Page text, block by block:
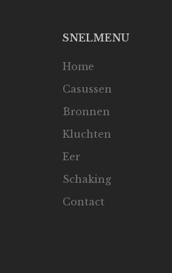
SNELMENU
Home
Casussen
Bronnen
Kluchten
Eer
Schaking
Contact